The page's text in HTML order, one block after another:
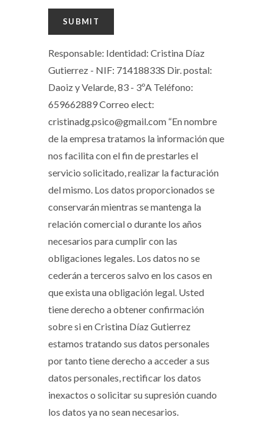
Responsable: Identidad: Cristina Díaz
Gutierrez - NIF: 71418833S Dir. postal:
Daoiz y Velarde, 83 - 3ºA Teléfono:
659662889 Correo elect:
cristinadg.psico@gmail.com “En nombre
de la empresa tratamos la información que
nos facilita con el fin de prestarles el
servicio solicitado, realizar la facturación
del mismo. Los datos proporcionados se
conservarán mientras se mantenga la
relación comercial o durante los años
necesarios para cumplir con las
obligaciones legales. Los datos no se
cederán a terceros salvo en los casos en
que exista una obligación legal. Usted
tiene derecho a obtener confirmación
sobre si en Cristina Díaz Gutierrez
estamos tratando sus datos personales
por tanto tiene derecho a acceder a sus
datos personales, rectificar los datos
inexactos o solicitar su supresión cuando
los datos ya no sean necesarios.